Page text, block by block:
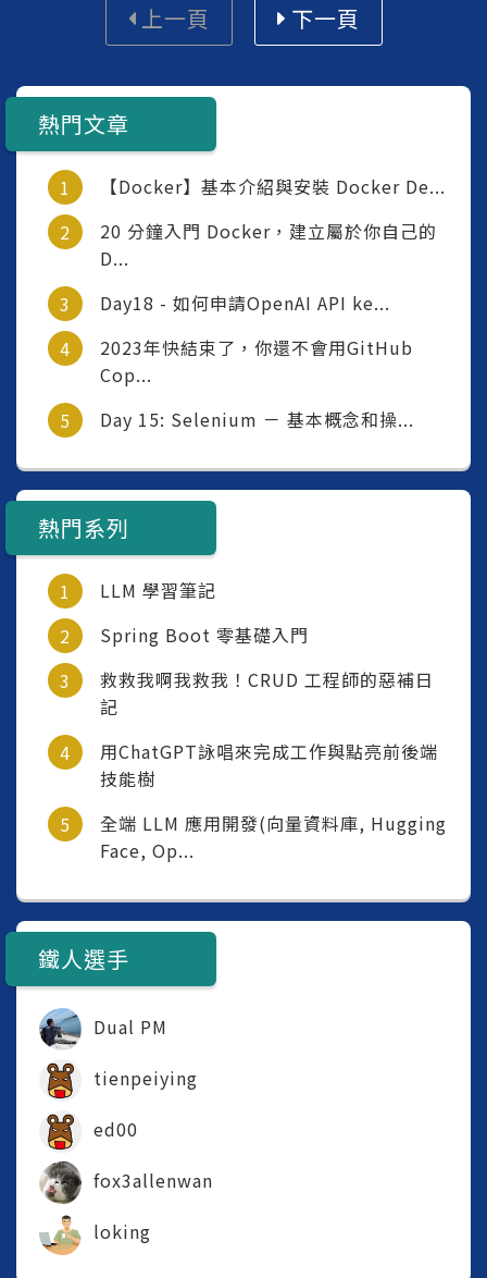
上一頁 下一頁
熱門文章
【Docker】基本介紹與安裝 Docker De...
20 分鐘入門 Docker，建立屬於你自己的
D...
Day18 - 如何申請OpenAI API ke...
2023年快結束了，你還不會用GitHub
Cop...
Day 15: Selenium － 基本概念和操...
熱門系列
LLM 學習筆記
Spring Boot 零基礎入門
救救我啊我救我！CRUD 工程師的惡補日
記
用ChatGPT詠唱來完成工作與點亮前後端
技能樹
全端 LLM 應用開發(向量資料庫, Hugging
Face, Op...
鐵人選手
Dual PM
tienpeiying
ed00
fox3allenwan
loking